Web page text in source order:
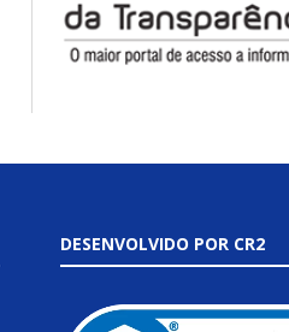
DESENVOLVIDO POR CR2